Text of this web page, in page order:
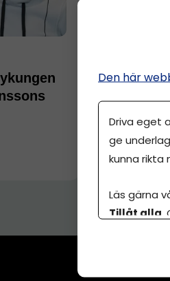
Den här
Driva eget
ge
kunna rikta
Läs gärna
Tillåt alla